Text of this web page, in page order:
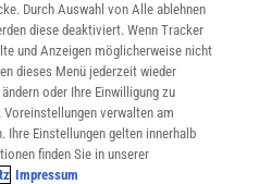
Durch Auswahl von Alle ablehnen
diese deaktiviert. Wenn Tracker
und Anzeigen möglicherweise nicht
dieses Menü jederzeit wieder
oder Ihre Einwilligung zu
verwalten am
Ihre Einstellungen gelten innerhalb
finden Sie in unserer
Impressum